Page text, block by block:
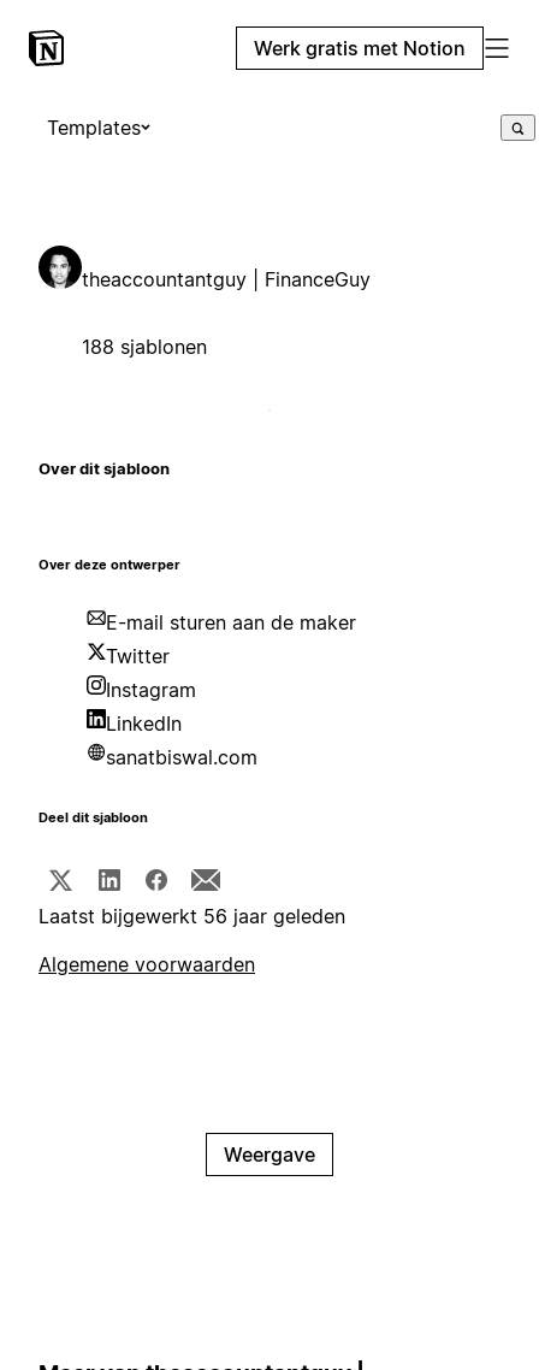
Werk gratis met Notion
Templates
theaccountantguy | FinanceGuy
188 sjablonen
Over dit sjabloon
Over deze ontwerper
E-mail sturen aan de maker
Twitter
Instagram
LinkedIn
sanatbiswal.com
Deel dit sjabloon
Laatst bijgewerkt 56 jaar geleden
Algemene voorwaarden
Weergave